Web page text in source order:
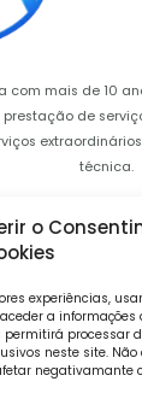
o
experiências,
a informações
processar
neste site.
negativamante
com mais de 10
de
técnica.
21 139
*Chamada para rede